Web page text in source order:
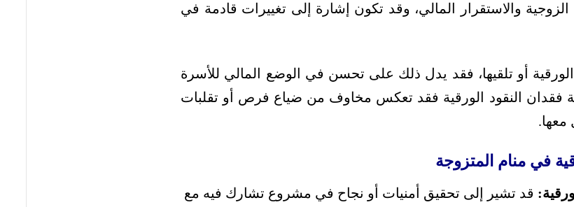
الزوجية والاستقرار المالي، وقد تكون إشارة إلى تغييرات قادمة في
أو تلقيها، فقد يدل ذلك على تحسن في الوضع المالي للأسرة
فقدان النقود الورقية فقد تعكس مخاوف من ضياع فرص أو تقلبات
معها.
في منام المتزوجة
قد تشير إلى تحقيق أمنيات أو نجاح في مشروع تشارك فيه مع